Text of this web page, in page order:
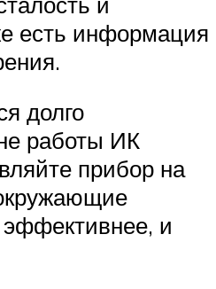
есть информация
долго
работы ИК
прибор на
и